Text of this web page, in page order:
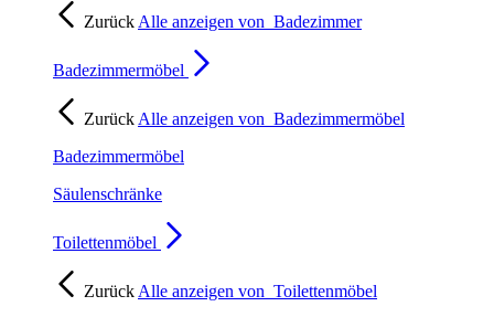
Zurück Alle anzeigen von Badezimmer
Badezimmermöbel
Zurück Alle anzeigen von Badezimmermöbel
Badezimmermöbel
Säulenschränke
Toilettenmöbel
Zurück Alle anzeigen von Toilettenmöbel